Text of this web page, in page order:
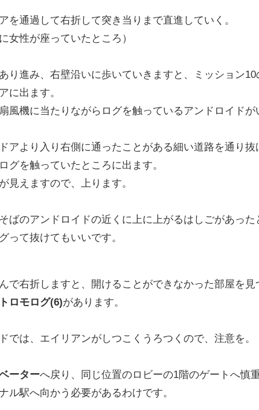
を通過して右折して突き当りまで直進していく。
女性が座っていたところ）
り進み、右壁沿いに歩いていきますと、ミッション
に出ます。
風機に当たりながらログを触っているアンドロイドが
アより入り右側に通ったことがある細い道路を通り
グを触っていたところに出ます。
見えますので、上ります。
ばのアンドロイドの近くに上に上がるはしごがあっ
って抜けてもいいです。
で右折しますと、開けることができなかった部屋を見
ロモログ(6)があります。
では、エイリアンがしつこくうろつくので、注意を。
ーターへ戻り、同じ位置のロビーの1階のゲートへ慎
ル駅へ向かう必要があるわけです。